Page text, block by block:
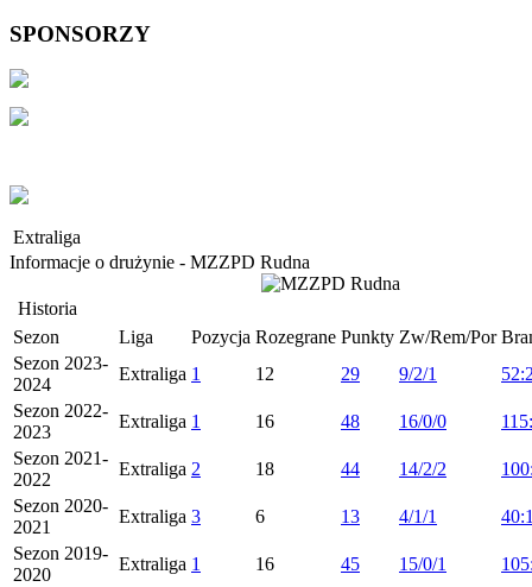
SPONSORZY
Extraliga
Informacje o drużynie - MZZPD Rudna
Historia
Sezon
Liga Pozycja Rozegrane Punkty Zw/Rem/Por
Sezon 2023-
2024
Extraliga 1 12 29 9/2/1
Sezon 2022-
2023
Extraliga 1 16 48 16/0/0
Sezon 2021-
2022
Extraliga 2 18 44 14/2/2
Sezon 2020-
2021
Extraliga 3 6 13 4/1/1
Sezon 2019-
2020
Extraliga 1 16 45 15/0/1